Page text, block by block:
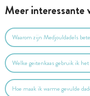
Meer interessante
Waarom zijn Medjouldadels
Welke geitenkaas gebruik ik
Hoe maak ik warme gevulde